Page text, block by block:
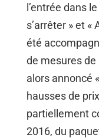
l’entrée dans
s’arrêter » et «
été
de mesures
alors annoncé
hausses de
partiellement
2016, du